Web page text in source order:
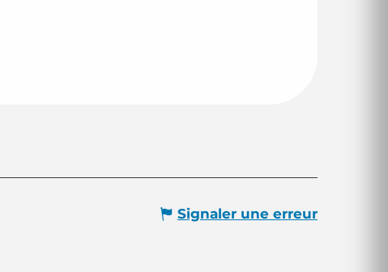
Signaler une erreur